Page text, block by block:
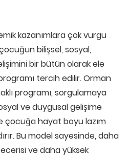
kazanımlara çok vurgu
bilişsel, sosyal,
bir bütün olarak ele
tercih edilir. Orman
programı, sorgulamaya
ve duygusal gelişime
çocuğa hayat boyu lazım
Bu model sayesinde, daha
ve daha yüksek